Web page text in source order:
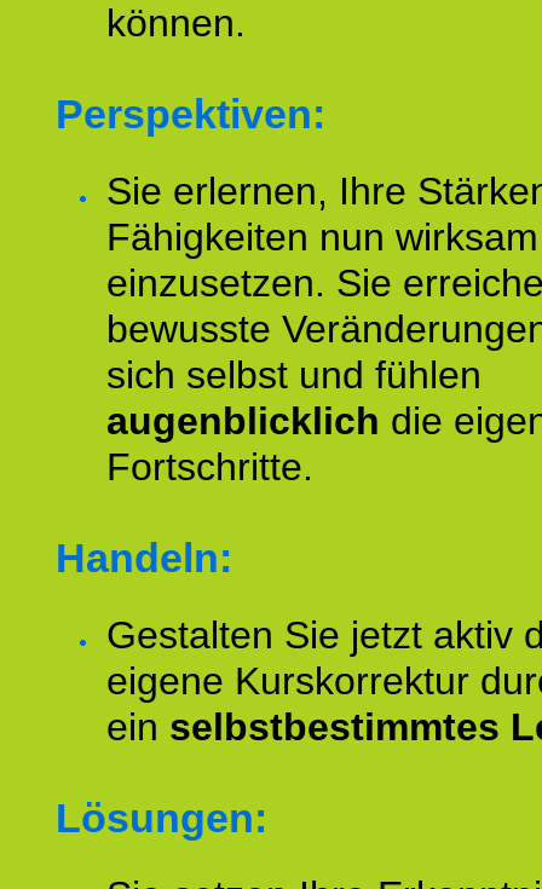
können.
Perspektiven:
Sie erlernen, Ihre
Fähigkeiten nun wirksam
einzusetzen. Sie
bewusste
sich selbst und fühlen
augenblicklich die
Fortschritte.
Handeln:
Gestalten Sie jetzt aktiv
eigene Kurskorrektur
ein selbstbestimmtes
Lösungen: